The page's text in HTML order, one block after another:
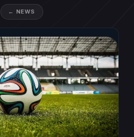
← NEWS